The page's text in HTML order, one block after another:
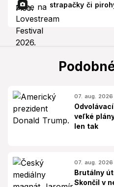
strapačky či
07. aug. 2026
veľké
len tak
07. aug.
Brutálny
Skončil v